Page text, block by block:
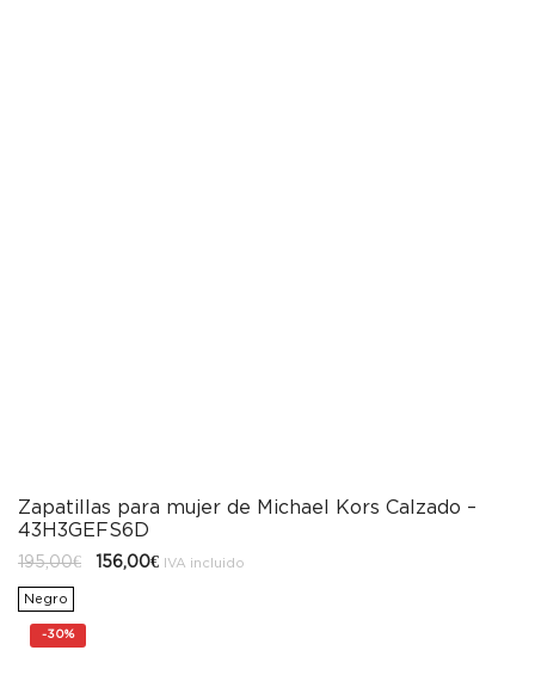
Zapatillas para mujer de Michael Kors Calzado –
43H3GEFS6D
195,00€
El
precio
195,00€.
156,00€ElIVA incluido
Negro
-30%